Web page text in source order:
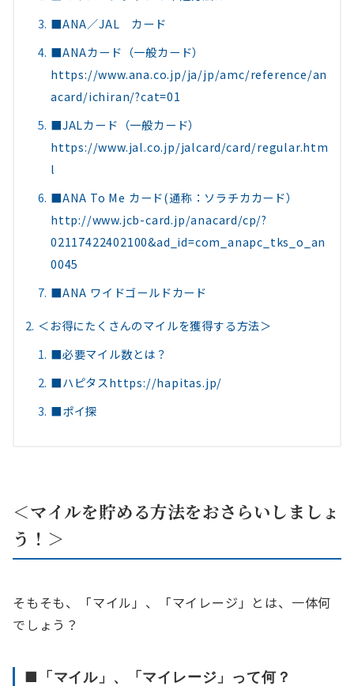
■ANA／JAL カード
■ANAカード（一般カード）
https://www.ana.co.jp/ja/jp/amc/reference/an
acard/ichiran/?cat=01
■JALカード（一般カード）
https://www.jal.co.jp/jalcard/card/regular.htm
l
■ANA To Me カード(通称：ソラチカカード）
http://www.jcb-card.jp/anacard/cp/?
02117422402100&ad_id=com_anapc_tks_o_an
0045
■ANA ワイドゴールドカード
＜お得にたくさんのマイルを獲得する方法＞
■必要マイル数とは？
■ハピタスhttps://hapitas.jp/
■ポイ探
＜マイルを貯める方法をおさらいしましょ
う！＞
そもそも、「マイル」、「マイレージ」とは、一体何
でしょう？
■「マイル」、「マイレージ」って何？